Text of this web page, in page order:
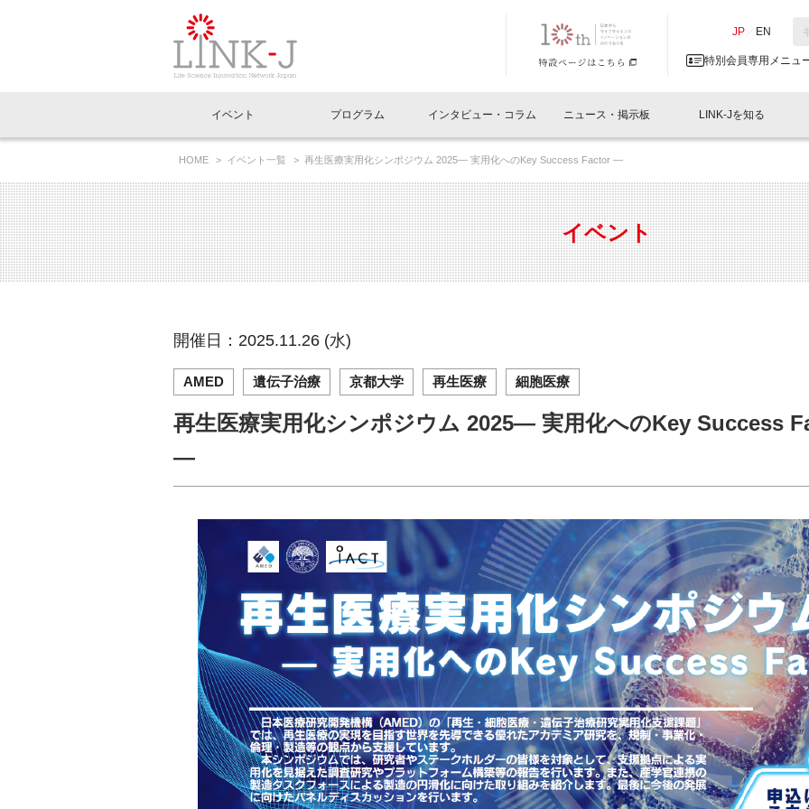
JP EN
特別会員専用メニュ
イベントお知らせメール登録
閉じる
イベント
イベント一覧
LINK-J主催・共催 特別会員開催
LINK-J協賛・協力 出展・参加
イベントレポート一覧
LINK-J主催・共催
LINK-J協賛・協力
プログラム
Out of Box相談室 What's "UNIKORN"？
インタビュー・コラム
インタビュー・コラム一覧
スペシャルインタビュー ベンチャーインタビュー 会報
連載コラム サポーターコラム 日本
ニュース・掲示板
ニュース一覧
トピック プレスリリース
メディア情報 海外関連
協賛・協力
人と情報の交流掲示板一覧
会員プレスリリース
募集
LINK-Jを知る
理事長挨拶 Why in Nihonbashi
国内外連携 サポーター紹介 事業
組織概要 パンフレット GTB
特別会員一覧 特別会員について 入会
専用メニューはこちら
ラウンジ・会議室 オフィス・ラボ 施設
アクセス
HOME イベント一覧 再生医療実用化シンポジウム 2025― 実用化へのKey Success Factor ―
イベント
開催日：2025.11.26 (水)
AMED 遺伝子治療 京都大学 再生医療 細胞医療
再生医療実用化シンポジウム 2025― 実用化へのKey Success
―